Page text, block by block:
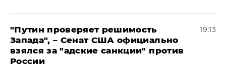
"Путин проверяет решимость
Запада", – Сенат США официально
взялся за "адские санкции" против
России
19:13